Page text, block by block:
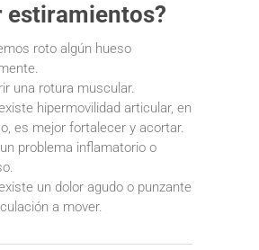
estiramientos?
roto algún hueso
una rotura muscular.
hipermovilidad articular, en
es mejor fortalecer y acortar.
problema inflamatorio o
un dolor agudo o punzante
a mover.